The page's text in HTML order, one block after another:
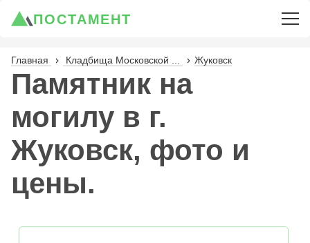
ПОСТАМЕНТ
Главная Кладбища Московской ... Жуковск
Памятник на
могилу в г.
Жуковск, фото и
цены.